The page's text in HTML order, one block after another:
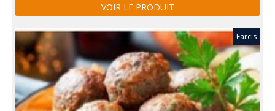
VOIR LE PRODUIT
Farcis